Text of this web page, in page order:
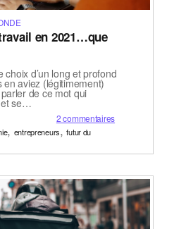
en 2021…que
choix d’un long et profond
en aviez (légitimement)
de ce mot qui
et se…
2 commentaires
, entrepreneurs,futur du